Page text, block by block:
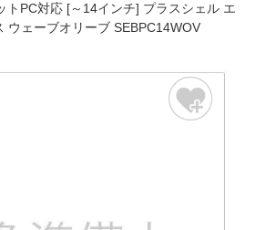
トPC対応 [～14インチ] プラスシェル エ
ウェーブオリーブ SEBPC14WOV